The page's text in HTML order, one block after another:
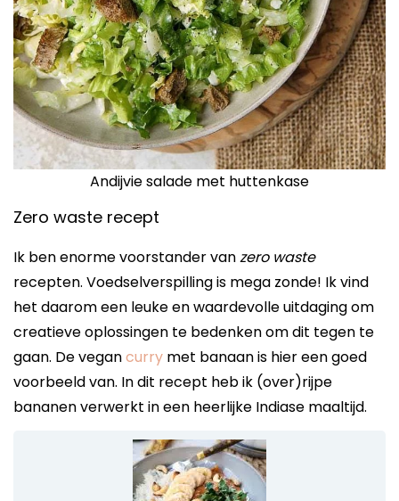
Andijvie salade met huttenkase
Zero waste recept
Ik ben enorme voorstander vanzero waste
recepten. Voedselverspilling is mega zonde! Ik vind
het daarom een leuke en waardevolle uitdaging om
creatieve oplossingen te bedenken om dit tegen te
gaan. De vegancurry met banaan is hier een goed
voorbeeld van. In dit recept heb ik (over)rijpe
bananen verwerkt in een heerlijke Indiase maaltijd.